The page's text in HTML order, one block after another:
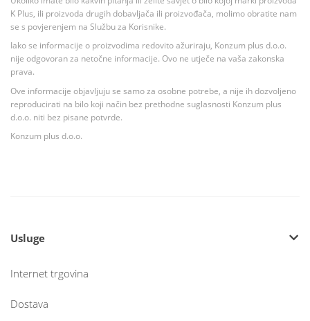
K Plus, ili proizvoda drugih dobavljača ili proizvođača, molimo obratite nam
se s povjerenjem na Službu za Korisnike.
Iako se informacije o proizvodima redovito ažuriraju, Konzum plus d.o.o.
nije odgovoran za netočne informacije. Ovo ne utječe na vaša zakonska
prava.
Ove informacije objavljuju se samo za osobne potrebe, a nije ih dozvoljeno
reproducirati na bilo koji način bez prethodne suglasnosti Konzum plus
d.o.o. niti bez pisane potvrde.
Konzum plus d.o.o.
Usluge
Internet trgovina
Dostava